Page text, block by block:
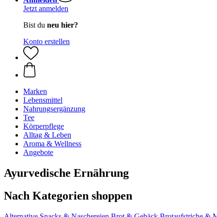
Jetzt anmelden
Bist du neu hier?
Konto erstellen
Marken
Lebensmittel
Nahrungsergänzung
Tee
Körperpflege
Alltag & Leben
Aroma & Wellness
Angebote
Ayurvedische Ernährung
Nach Kategorien shoppen